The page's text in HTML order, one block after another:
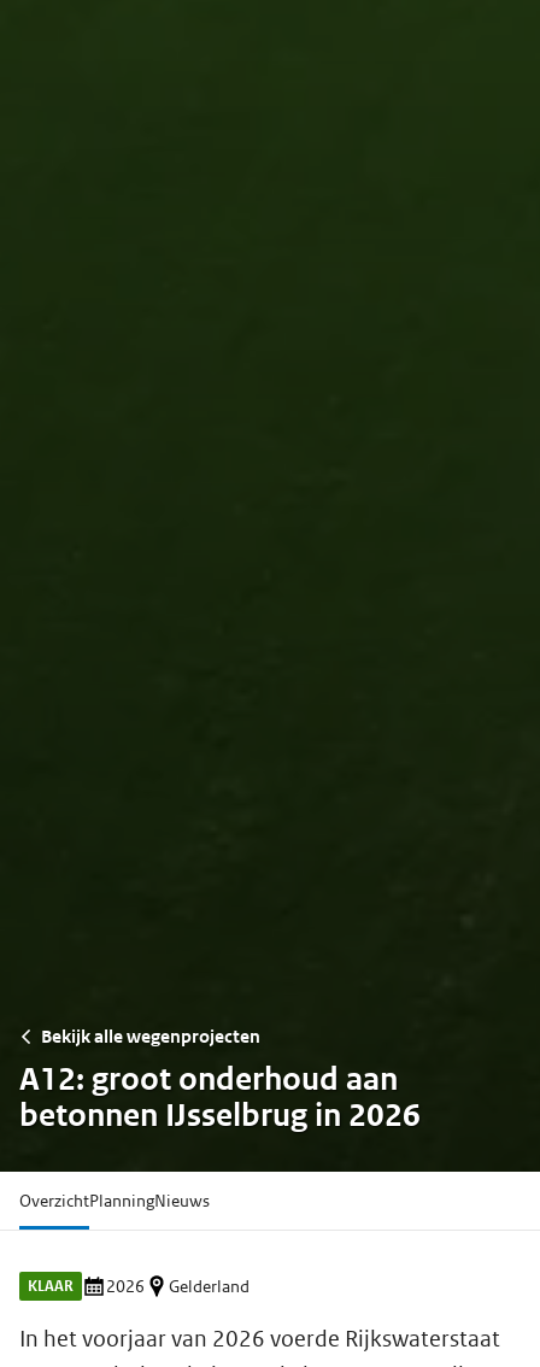
Bekijk alle wegenprojecten
A12: groot onderhoud aan
betonnen IJsselbrug in 2026
OverzichtPlanningNieuws
KLAAR 2026 Gelderland
In het voorjaar van 2026 voerde Rijkswaterstaat